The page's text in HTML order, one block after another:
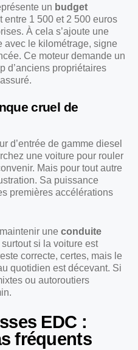
un budget
entre 1 500 et 2 500 euros
À cela s’ajoute une
avec le kilométrage, signe
Ce moteur demande un
d’anciens propriétaires
cruel de
d’entrée de gamme diesel
une voiture pour rouler
Mais pour tout autre
Sa puissance
premières accélérations
une conduite
surtout si la voiture est
correcte, certes, mais le
quotidien est décevant. Si
ou autoroutiers
EDC :
fréquents